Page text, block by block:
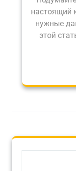
настоящий
нужные
этой